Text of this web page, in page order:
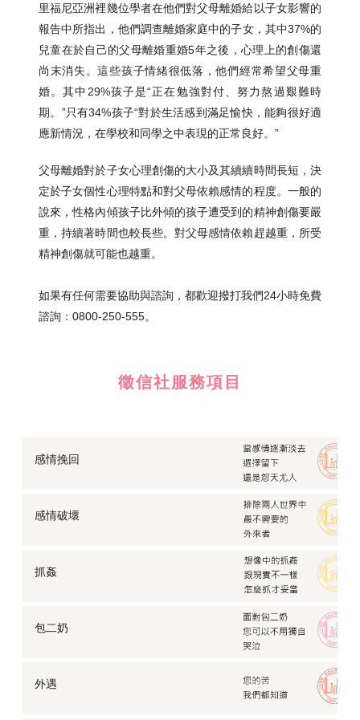
里福尼亞洲裡幾位學者在他們對父母離婚給以子女影響的
報告中所指出，他們調查離婚家庭中的子女，其中37%的
兒童在於自己的父母離婚重婚5年之後，心理上的創傷還
尚末消失。這些孩子情緒很低落，他們經常希望父母重
婚。其中29%孩子是“正在勉強對付、努力熬過艱難時
期。”只有34%孩子“對於生活感到滿足愉快，能夠很好適
應新情況，在學校和同學之中表現的正常良好。”
父母離婚對於子女心理創傷的大小及其續續時間長短，決
定於子女個性心理特點和對父母依賴感情的程度。一般的
說來，性格內傾孩子比外傾的孩子遭受到的精神創傷要嚴
重，持續著時間也較長些。對父母感情依賴趕越重，所受
精神創傷就可能也越重。
如果有任何需要協助與諮詢，都歡迎撥打我們24小時免費
諮詢：0800-250-555。
徵信社服務項目
感情挽回
感情破壞
抓姦
包二奶
外遇